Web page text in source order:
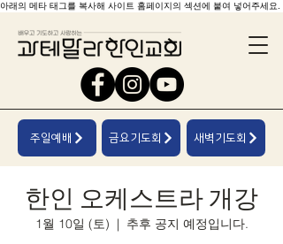
아래의 메타 태그를 복사해 사이트 홈페이지의 섹션에 붙여 넣어주세요.
주일예배 금요기도회 새벽기도회
한인 오케스트라 개강
1월 10일 (토)
  |
추후 공지 예정입니다.